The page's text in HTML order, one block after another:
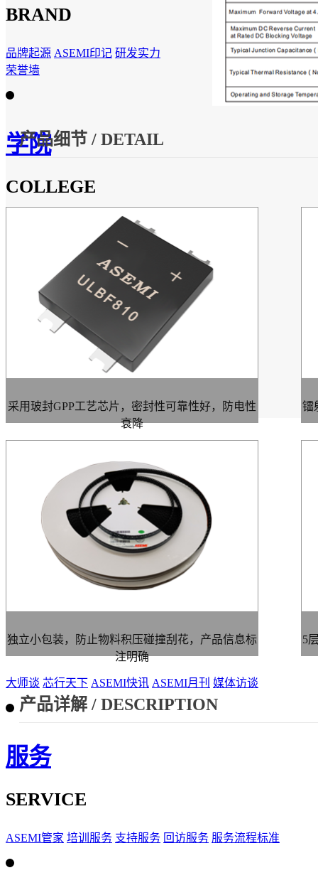
产品细节 / DETAIL
采用玻封GPP工艺芯片，密封性可靠性好，防电性
衰降
镭
独立小包装，防止物料积压碰撞刮花，产品信息标
注明确
5
产品详解 / DESCRIPTION
BRAND
品牌起源 ASEMI印记 研发实力
荣誉墙
学院
COLLEGE
大师谈 芯行天下 ASEMI快讯 ASEMI月刊 媒体访谈
服务
SERVICE
ASEMI管家 培训服务 支持服务 回访服务 服务流程标准